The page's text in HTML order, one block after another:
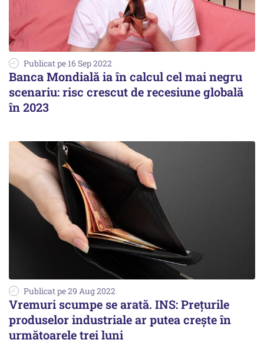
Publicat pe 16 Sep 2022
Banca Mondială ia în calcul cel mai negru
scenariu: risc crescut de recesiune globală
în 2023
Publicat pe 29 Aug 2022
Vremuri scumpe se arată. INS: Prețurile
produselor industriale ar putea crește în
următoarele trei luni